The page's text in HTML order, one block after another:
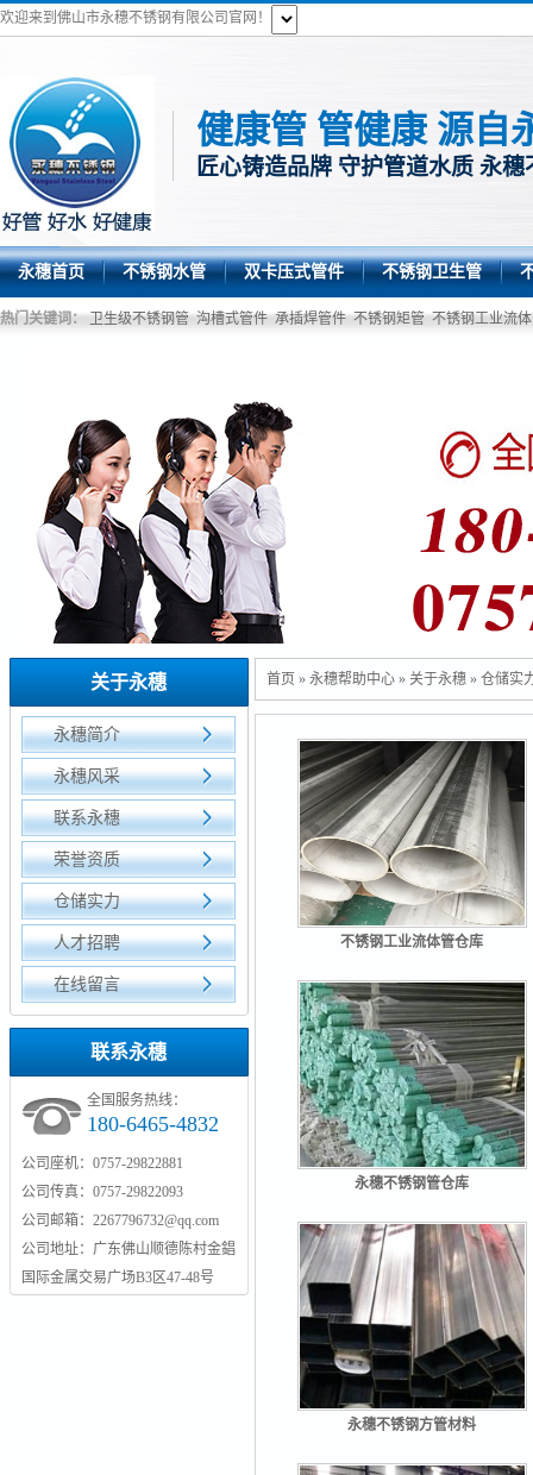
欢迎来到佛山市永穗不锈钢有限公司官网！
健康管 管健康 源自
匠心铸造品牌 守护管道水质 永穗
永穗首页 不锈钢水管 双卡压式管件 不锈钢卫生管
热门关键词： 卫生级不锈钢管 沟槽式管件 承插焊管件 不锈钢矩管 不锈钢工业流
关于永穗
永穗简介
永穗风采
联系永穗
荣誉资质
仓储实力
人才招聘
在线留言
联系永穗
全国服务热线：
180-6465-4832
公司座机：0757-29822881
公司传真：0757-29822093
公司邮箱：2267796732@qq.com
公司地址：广东佛山顺德陈村金錩
国际金属交易广场B3区47-48号
首页 »永穗帮助中心 »关于永穗 »仓储实
不锈钢工业流体管仓库
永穗不锈钢管仓库
永穗不锈钢方管材料